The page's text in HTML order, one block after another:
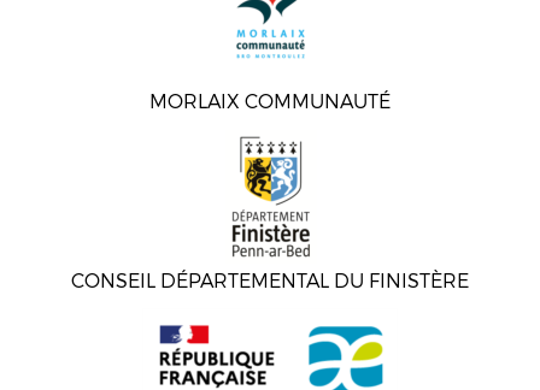
MORLAIX COMMUNAUTÉ
CONSEIL DÉPARTEMENTAL DU FINISTÈRE